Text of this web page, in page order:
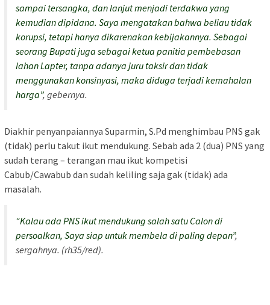
sampai tersangka, dan lanjut menjadi terdakwa yang
kemudian dipidana. Saya mengatakan bahwa beliau tidak
korupsi, tetapi hanya dikarenakan kebijakannya. Sebagai
seorang Bupati juga sebagai ketua panitia pembebasan
lahan Lapter, tanpa adanya juru taksir dan tidak
menggunakan konsinyasi, maka diduga terjadi kemahalan
harga”, gebernya.
Diakhir penyanpaiannya Suparmin, S.Pd menghimbau PNS gak
(tidak) perlu takut ikut mendukung. Sebab ada 2 (dua) PNS yang
sudah terang – terangan mau ikut kompetisi
Cabub/Cawabub dan sudah keliling saja gak (tidak) ada
masalah.
“Kalau ada PNS ikut mendukung salah satu Calon di
persoalkan, Saya siap untuk membela di paling depan”,
sergahnya. (rh35/red).